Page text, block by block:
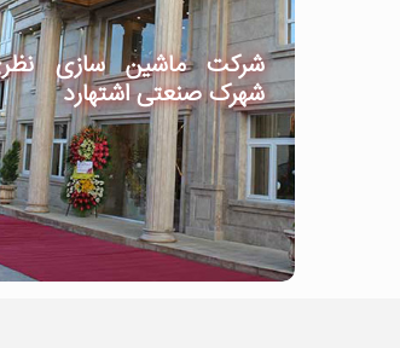
شرکت ماشین سازی
شهرک صنعتی اشتهارد